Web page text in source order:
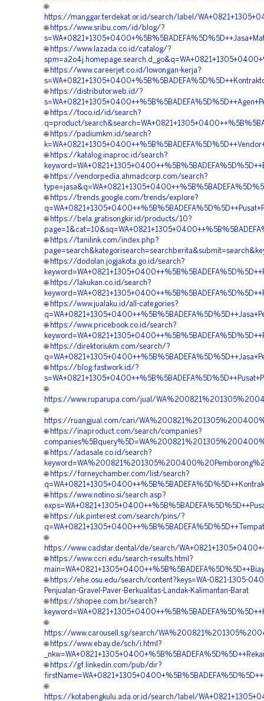
🌐
https://manggar.terdekat.or.id/search/label/
🌐 https://www.sribu.com/id/blog/?
🌐 https://www.lazada.co.id/catalog/?
🌐 https://www.careerjet.co.id/lowongan-kerja?
🌐 https://distributor.web.id/?
🌐 https://toco.id/id/search?
q=product/
🌐 https://padiumkm.id/search?
🌐 https://katalog.inaproc.id/search?
🌐 https://vendorpedia.ahmadcorp.com/search?
🌐 https://trends.google.com/trends/explore?
🌐 https://bela.gratisongkir.id/products/10?
🌐 https://tanilink.com/index.php?
🌐 https://dodolan.jogjakota.go.id/search?
🌐 https://lakukan.co.id/search?
🌐 https://www.jualaku.id/all-categories?
🌐 https://www.pricebook.co.id/search?
🌐 https://direktoriukm.com/search/?
🌐 https://blog.fastwork.id/?
🌐
https://www.ruparupa.com/jual/
🌐
https://ruangjual.com/cari/
🌐 https://inaproduct.com/search/companies?
🌐 https://adasale.co.id/search?
🌐 https://forneychamber.com/list/search?
🌐 https://www.notino.si/search.asp?
🌐 https://uk.pinterest.com/search/pins/?
🌐
https://www.cadstar.dental/de/search/
🌐 https://www.ccri.edu/search-results.html?
🌐 https://ehe.osu.edu/search/content?keys=WA-0821-1305-
Penjualan-Gravel-Paver-Berkualitas-Landak-Kalimantan-Barat
🌐 https://shopee.com.br/search?
🌐
https://www.carousell.sg/search/
🌐 https://www.ebay.de/sch/i.html?
🌐 https://gf.linkedin.com/pub/dir?
🌐
https://kotabengkulu.ada.or.id/search/label/